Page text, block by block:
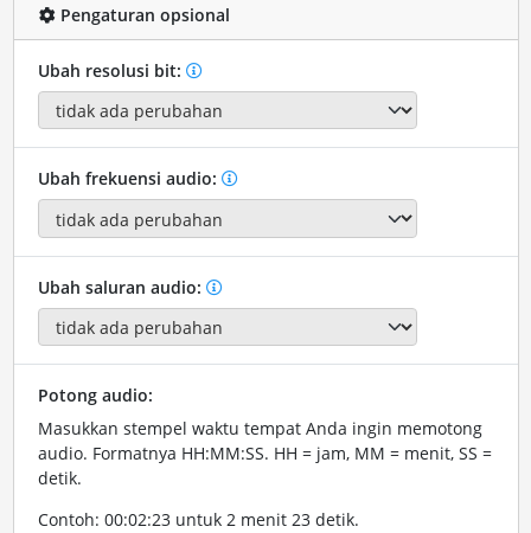
Pengaturan opsional
Ubah resolusi bit:
Ubah frekuensi audio:
Ubah saluran audio:
Potong audio:
Masukkan stempel waktu tempat Anda ingin memotong
audio. Formatnya HH:MM:SS. HH = jam, MM = menit, SS =
detik.
Contoh: 00:02:23 untuk 2 menit 23 detik.